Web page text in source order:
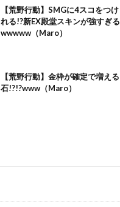
【荒野行動】SMGに4スコをつけ
れる!?新EX殿堂スキンが強すぎる
wwwww（Maro）
【荒野行動】金枠が確定で増える
石!?!?www（Maro）